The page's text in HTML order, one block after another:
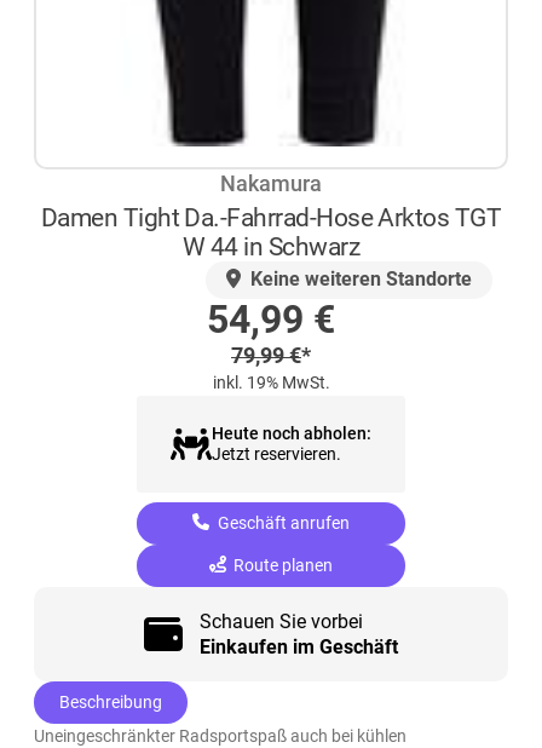
Nakamura
Damen Tight Da.-Fahrrad-Hose Arktos TGT
W 44 in Schwarz
Keine weiteren Standorte
Sonderpreis
54,99 €
Regulärer Preis
79,99€*
inkl. 19% MwSt.
Heute noch abholen:
Jetzt reservieren.
Geschäft anrufen
Route planen
Schauen Sie vorbei
Einkaufen im Geschäft
Beschreibung
Uneingeschränkter Radsportspaß auch bei kühlen